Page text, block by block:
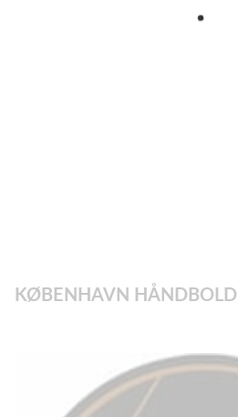
KØBENHAVN HÅNDBOLD